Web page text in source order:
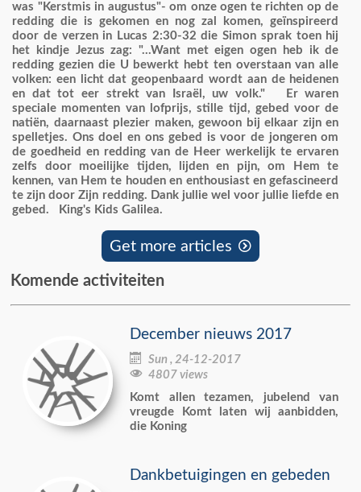
was "Kerstmis in augustus"- om onze ogen te richten op de
redding die is gekomen en nog zal komen, geïnspireerd
door de verzen in Lucas 2:30-32 die Simon sprak toen hij
het kindje Jezus zag: "...Want met eigen ogen heb ik de
redding gezien die U bewerkt hebt ten overstaan van alle
volken: een licht dat geopenbaard wordt aan de heidenen
en dat tot eer strekt van Israël, uw volk." Er waren
speciale momenten van lofprijs, stille tijd, gebed voor de
natiën, daarnaast plezier maken, gewoon bij elkaar zijn en
spelletjes. Ons doel en ons gebed is voor de jongeren om
de goedheid en redding van de Heer werkelijk te ervaren
zelfs door moeilijke tijden, lijden en pijn, om Hem te
kennen, van Hem te houden en enthousiast en gefascineerd
te zijn door Zijn redding. Dank jullie wel voor jullie liefde en
gebed. King's Kids Galilea.
Get more articles 
Komende activiteiten
December nieuws 2017
 Sun , 24-12-2017
4807 views
Komt allen tezamen, jubelend van
vreugde Komt laten wij aanbidden,
die Koning
Dankbetuigingen en gebeden